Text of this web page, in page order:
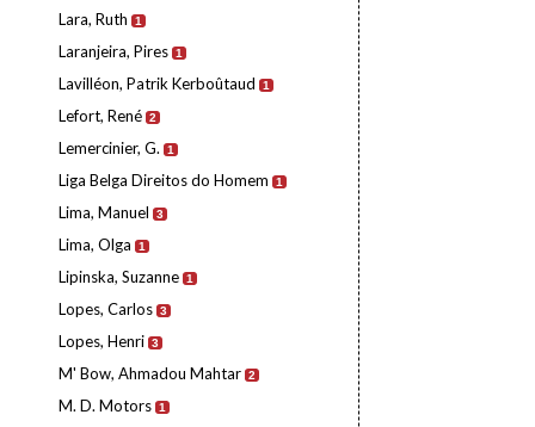
Lara, Ruth 1
Laranjeira, Pires 1
Lavilléon, Patrik Kerboûtaud 1
Lefort, René 2
Lemercinier, G. 1
Liga Belga Direitos do Homem 1
Lima, Manuel 3
Lima, Olga 1
Lipinska, Suzanne 1
Lopes, Carlos 3
Lopes, Henri 3
M' Bow, Ahmadou Mahtar 2
M. D. Motors 1